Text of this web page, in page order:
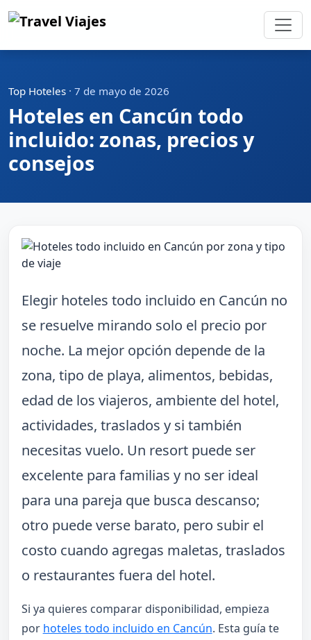
Top Hoteles · 7 de mayo de 2026
Hoteles en Cancún todo
incluido: zonas, precios y
consejos
Elegir hoteles todo incluido en Cancún no
se resuelve mirando solo el precio por
noche. La mejor opción depende de la
zona, tipo de playa, alimentos, bebidas,
edad de los viajeros, ambiente del hotel,
actividades, traslados y si también
necesitas vuelo. Un resort puede ser
excelente para familias y no ser ideal
para una pareja que busca descanso;
otro puede verse barato, pero subir el
costo cuando agregas maletas, traslados
o restaurantes fuera del hotel.
Si ya quieres comparar disponibilidad, empieza
por hoteles todo incluido en Cancún. Esta guía te